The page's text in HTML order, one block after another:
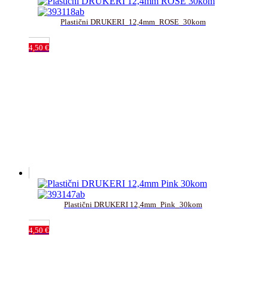
Plastični DRUKERI_12,4mm_ROSE_30kom
4,50 €
Plastični DRUKERI 12,4mm_Pink_30kom
4,50 €